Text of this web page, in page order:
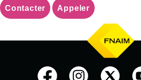
Contacter Appeler